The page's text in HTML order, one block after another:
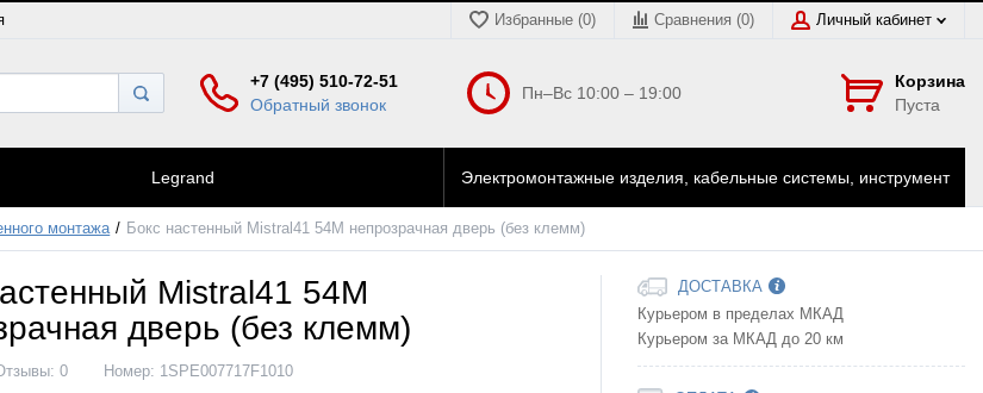
Избранные (0) Сравнения (0) Личный кабинет
+7 (495) 510-72-51
Обратный звонок
Пн–Вс 10:00 – 19:00
Корзина
Пуста
Legrand Электромонтажные изделия, кабельные системы, инструмент
монтажа Бокс настенный Mistral41 54М непрозрачная дверь (без клемм)
Mistral41 54М
дверь (без клемм)
0 Номер: 1SPE007717F1010
ДОСТАВКА
Курьером в пределах МКАД
Курьером за МКАД до 20 км